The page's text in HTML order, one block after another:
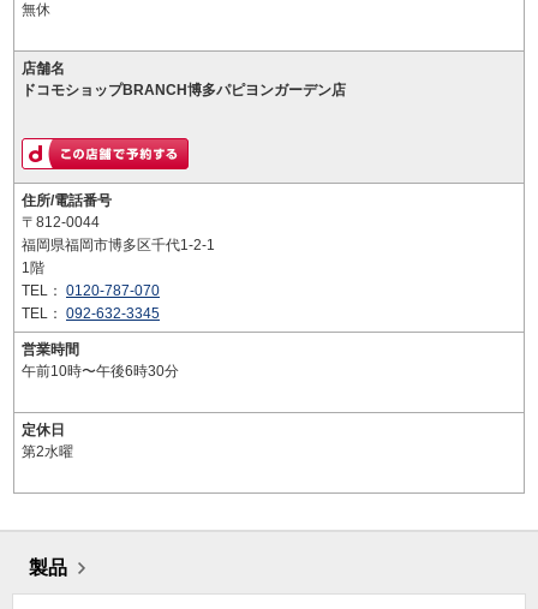
無休
店舗名
ドコモショップBRANCH博多パピヨンガーデン店
住所/電話番号
〒812-0044
福岡県福岡市博多区千代1-2-1
1階
TEL： 0120-787-070
TEL： 092-632-3345
営業時間
午前10時〜午後6時30分
定休日
第2水曜
製品